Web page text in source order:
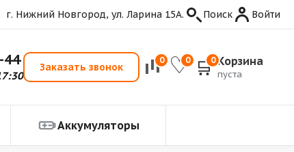
г. Нижний Новгород, ул. Ларина 15А. Поиск Войти
44 Заказать звонок
0 0 0 Корзина
пуста
Аккумуляторы